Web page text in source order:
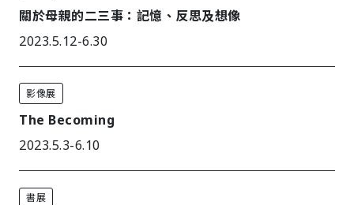
關於母親的二三事：記憶、反思及想像
2023.5.12-6.30
影像展
The Becoming
2023.5.3-6.10
書展